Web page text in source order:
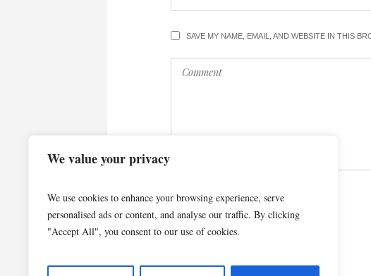
We value your privacy
We use cookies to enhance your browsing experience, serve
personalised ads or content, and analyse our traffic. By clicking
"Accept All", you consent to our use of cookies.
SAVE MY NAME, EMAIL, AND WEBSITE IN THIS